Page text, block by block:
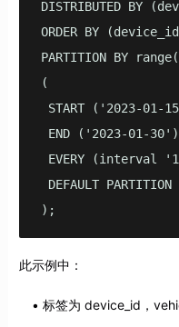
DISTRIBUTED BY
ORDER BY
PARTITION BY
(
START ('2023-01-
END ('2023-01-30')
EVERY (interval
DEFAULT
);
此示例中：
标签为 device_id，